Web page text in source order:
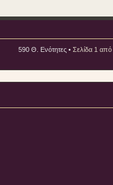
590 Θ. Ενότητες • Σελίδα 1 από